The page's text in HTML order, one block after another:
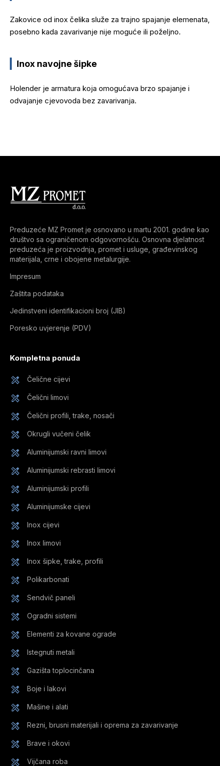
Zakovice od inox čelika služe za trajno spajanje elemenata,
posebno kada zavarivanje nije moguće ili poželjno.
Inox navojne šipke
Holender je armatura koja omogućava brzo spajanje i
odvajanje cjevovoda bez zavarivanja.
Preduzeće MZ Promet je osnovano u martu 2001. godine kao
društvo sa ograničenom odgovornošću. Osnovna djelatnost
preduzeća je proizvodnja, promet i usluge, građevinskog
materijala, crne i obojene metalurgije.
Impresum
Zaštita podataka
Jedinstveni identifikacioni broj (JIB)
Poresko uvjerenje (PDV)
Kompletna ponuda
Čelične cijevi
Čelični limovi
Čelični profili, trake, nosači
Okrugli vučeni čelik
Aluminijumski ravni limovi
Aluminijumski rebrasti limovi
Aluminijumski profili
Aluminijumske cijevi
Inox cijevi
Inox limovi
Inox šipke, trake, profili
Polikarbonati
Sendvič paneli
Ogradni sistemi
Elementi za kovane ograde
Istegnuti metali
Gazišta toplocinčana
Boje i lakovi
Mašine i alati
Rezni, brusni materijali i oprema za zavarivanje
Brave i okovi
Vijčana roba